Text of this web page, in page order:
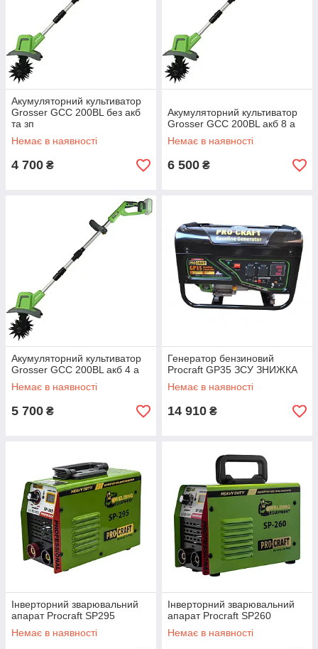
Акумуляторний культиватор
Grosser GCC 200BL без акб
та зп
Немає в наявності
4 700 ₴
Акумуляторний культиватор
Grosser GCC 200BL акб 8 а
Немає в наявності
6 500 ₴
Акумуляторний культиватор
Grosser GCC 200BL акб 4 а
Немає в наявності
5 700 ₴
Генератор бензиновий
Procraft GP35 ЗСУ ЗНИЖКА
Немає в наявності
14 910 ₴
Інверторний зварювальний
апарат Procraft SP295
Немає в наявності
Інверторний зварювальний
апарат Procraft SP260
Немає в наявності